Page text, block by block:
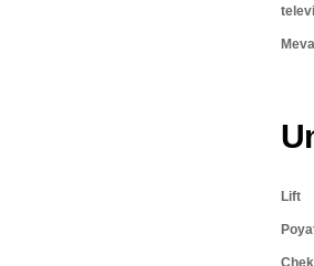
Meva
Lift